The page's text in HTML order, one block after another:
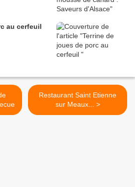
au cerfeuil
Restaurant Saint Etienne
sur Meaux... >